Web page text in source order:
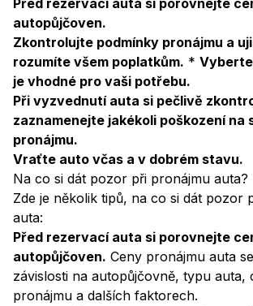
Před rezervací auta si porovnejte
autopůjčoven.
Zkontrolujte podmínky pronájmu a
rozumíte všem poplatkům. *
je vhodné pro vaši potřebu.
Při vyzvednutí auta si pečlivě
zaznamenejte jakékoli poškození na
pronájmu.
Vraťte auto včas a v dobrém stavu.
Na co si dát pozor při pronájmu auta?
Zde je několik tipů, na co si dát pozor
auta:
Před rezervací auta si porovnejte
autopůjčoven. Ceny pronájmu auta
závislosti na autopůjčovně, typu auta,
pronájmu a dalších faktorech.